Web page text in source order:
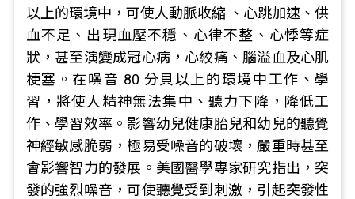
以上的環境中，可使人動脈收縮 、心跳加速、供
血不足、出現血壓不穩、心律不整、心悸等症
狀，甚至演變成冠心病，心絞痛、腦溢血及心肌
梗塞。在噪音 80 分貝以上的環境中工作、學
習，將使人精神無法集中、聽力下降，降低工
作、學習效率。影響幼兒健康胎兒和幼兒的聽覺
神經敏感脆弱，極易受噪音的破壞，嚴重時甚至
會影響智力的發展。美國醫學專家研究指出，突
發的強烈噪音，可使聽覺受到刺激，引起突發性